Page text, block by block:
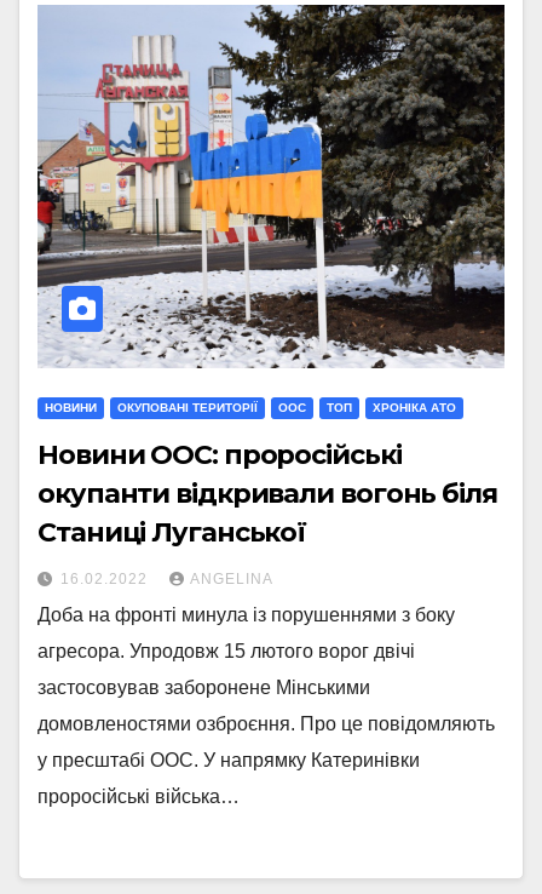
НОВИНИ ОКУПОВАНІ ТЕРИТОРІЇ ООС ТОП ХРОНІКА АТО
Новини ООС: проросійські
окупанти відкривали вогонь біля
Станиці Луганської
16.02.2022 ANGELINA
Доба на фронті минула із порушеннями з боку
агресора. Упродовж 15 лютого ворог двічі
застосовував заборонене Мінськими
домовленостями озброєння. Про це повідомляють
у пресштабі ООС. У напрямку Катеринівки
проросійські війська…